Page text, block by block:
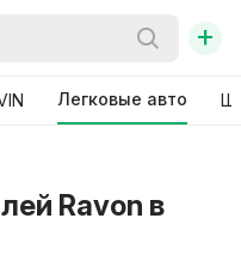
+
Легковые авто
Ravon в